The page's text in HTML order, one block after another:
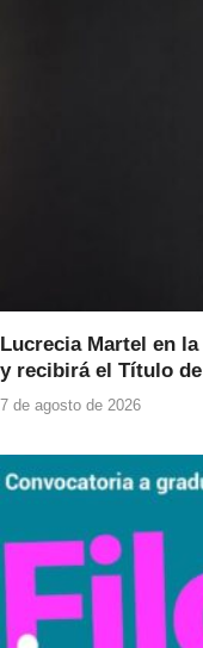
Lucrecia Martel en
y recibirá el Título
7 de agosto de 2026